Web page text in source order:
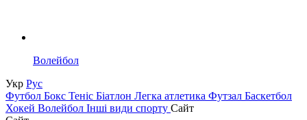
Волейбол
Укр Рус
Футбол Бокс Теніс Біатлон Легка атлетика Футзал Баскетбол
Хокей Волейбол Інші види спорту Сайт